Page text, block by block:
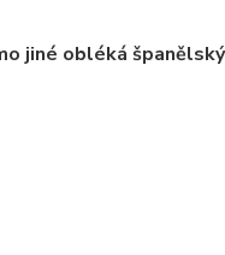
jiné obléká